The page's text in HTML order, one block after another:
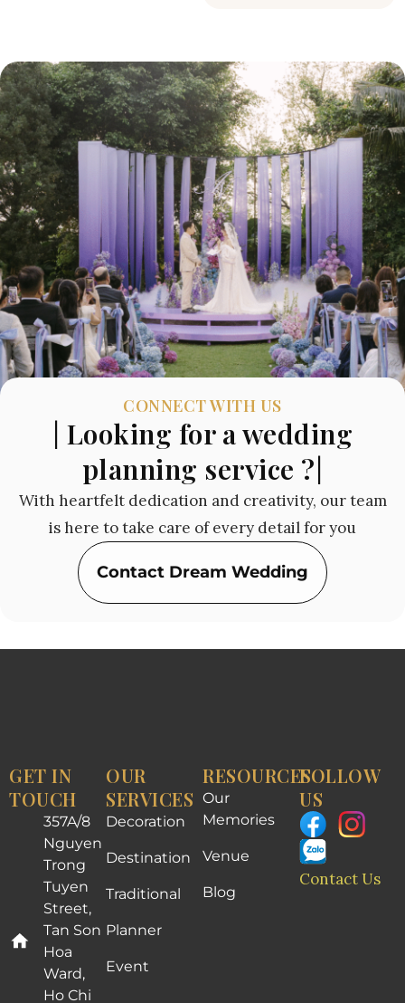
CONNECT WITH US
| Looking for a wedding
planning service ?|
With heartfelt dedication and creativity, our team
is here to take care of every detail for you
Contact Dream Wedding
GET IN
TOUCH
357A/8
Nguyen
Trong
Tuyen
Street,
Tan Son
Hoa
Ward,
Ho Chi
OUR
SERVICES
Decoration
Destination
Traditional
Planner
Event
RESOURCES
Our
Memories
Venue
Blog
FOLLOW
US
Contact Us